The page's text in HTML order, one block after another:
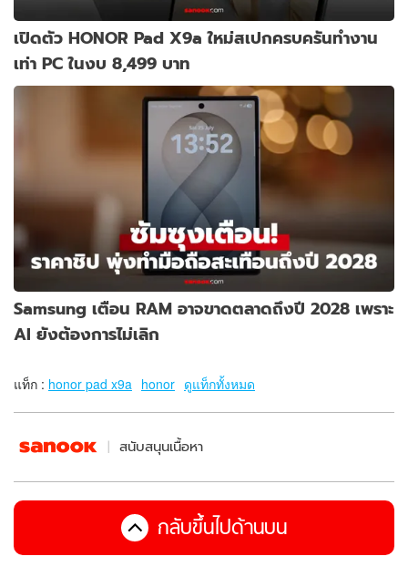
เปิดตัว HONOR Pad X9a ใหม่สเปกครบครันทำงาน
เท่า PC ในงบ 8,499 บาท
Samsung เตือน RAM อาจขาดตลาดถึงปี 2028 เพราะ
AI ยังต้องการไม่เลิก
แท็ก : honor pad x9a honor ดูแท็กทั้งหมด
สนับสนุนเนื้อหา
กลับขึ้นไปด้านบน